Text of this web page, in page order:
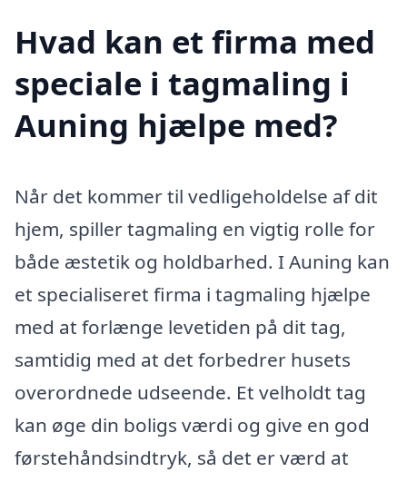
Hvad kan et firma med
speciale i tagmaling i
Auning hjælpe med?
Når det kommer til vedligeholdelse af dit
hjem, spiller tagmaling en vigtig rolle for
både æstetik og holdbarhed. I Auning kan
et specialiseret firma i tagmaling hjælpe
med at forlænge levetiden på dit tag,
samtidig med at det forbedrer husets
overordnede udseende. Et velholdt tag
kan øge din boligs værdi og give en god
førstehåndsindtryk, så det er værd at